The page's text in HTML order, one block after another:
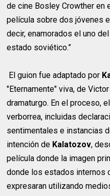
de cine Bosley Crowther en
película sobre dos jóvenes
decir, enamorados el uno
estado soviético.”
El guion fue adaptado por
"Eternamente" viva, de
dramaturgo. En el proceso,
verborrea, incluidas
sentimentales e instancias
intención de Kalatozov,
película donde la imagen
donde los estados internos
expresaran utilizando